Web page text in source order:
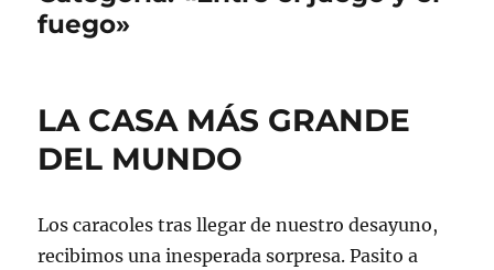
fuego»
LA CASA MÁS GRANDE
DEL MUNDO
Los caracoles tras llegar de nuestro desayuno,
recibimos una inesperada sorpresa. Pasito a